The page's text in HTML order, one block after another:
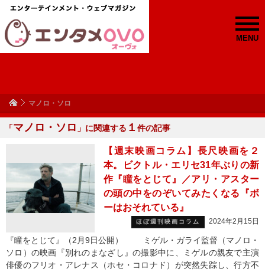
MENU
マノロ・ソロ
「マノロ・ソロ 」に関連する １ 件の記事
【週末映画コラム】長尺映画を２
本。ビクトル・エリセ31年ぶりの新
作『瞳をとじて』／アリ・アスター
の頭の中をのぞいてみたくなる『ボ
ーはおそれている』
ほぼ週刊映画コラム 2024年2月15日
『瞳をとじて』（2月9日公開） ミゲル・ガライ監督（マノロ・
ソロ）の映画『別れのまなざし』の撮影中に、ミゲルの親友で主演
俳優のフリオ・アレナス（ホセ・コロナド）が突然失踪し、行方不